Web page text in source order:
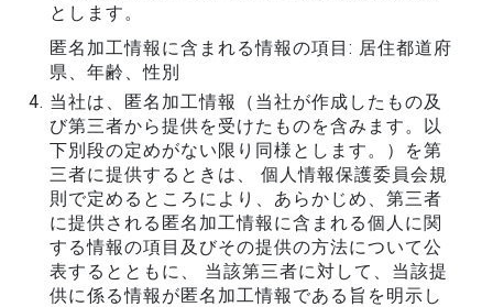
とします。
匿名加工情報に含まれる情報の項目: 居住都道府
県、年齢、性別
当社は、匿名加工情報（当社が作成したもの及
び第三者から提供を受けたものを含みます。以
下別段の定めがない限り同様とします。）を第
三者に提供するときは、 個人情報保護委員会規
則で定めるところにより、あらかじめ、第三者
に提供される匿名加工情報に含まれる個人に関
する情報の項目及びその提供の方法について公
表するとともに、 当該第三者に対して、当該提
供に係る情報が匿名加工情報である旨を明示し